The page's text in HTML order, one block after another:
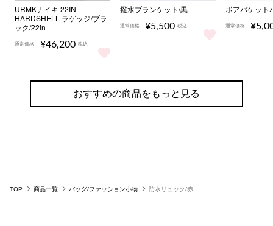
URMKナイキ 22IN
HARDSHELL ラゲッジ/ブラ
ック/22in
通常価格 ¥46,200 税込
URMKナイキ 22IN HARDSHELL ラゲッジ/ブラック/22in
撥水ブランケット/黒
通常価格 ¥5,500 税込
撥水ブランケット/黒 をもっと見る
ボアバケット
通常価格
おすすめの商品をもっと見る
TOP 商品一覧 バッグ/ファッション小物 防水リュック/赤